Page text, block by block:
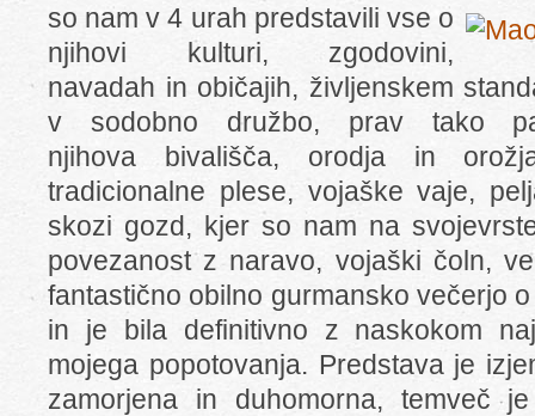
so nam v 4 urah predstavili vse o
njihovi kulturi, zgodovini,
navadah in običajih, življenskem
v sodobno družbo, prav tako
njihova bivališča, orodja in
tradicionalne plese, vojaške vaje,
skozi gozd, kjer so nam na
povezanost z naravo, vojaški čoln,
fantastično obilno gurmansko večerjo
in je bila definitivno z naskokom
mojega popotovanja. Predstava je
zamorjena in duhomorna, temveč